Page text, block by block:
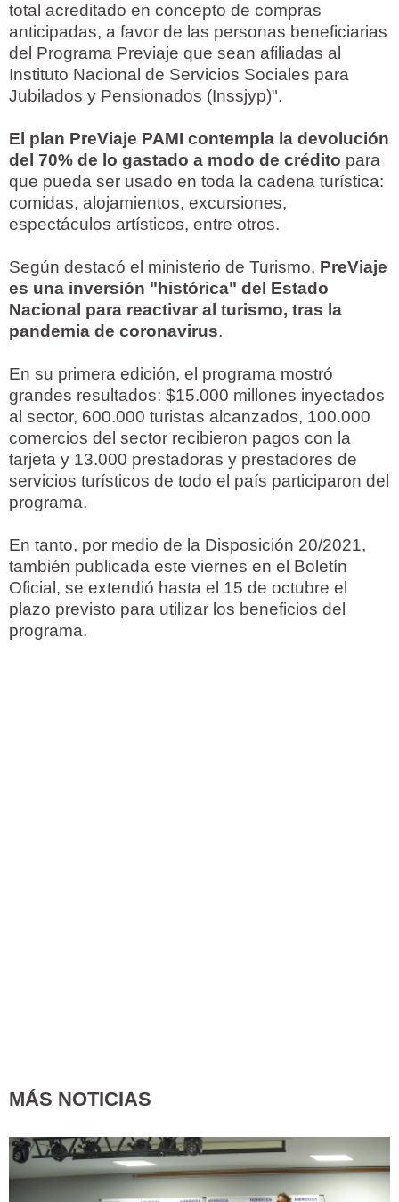
total acreditado en concepto de compras
anticipadas, a favor de las personas beneficiarias
del Programa Previaje que sean afiliadas al
Instituto Nacional de Servicios Sociales para
Jubilados y Pensionados (Inssjyp)".
El plan PreViaje PAMI contempla la devolución
del 70% de lo gastado a modo de crédito para
que pueda ser usado en toda la cadena turística:
comidas, alojamientos, excursiones,
espectáculos artísticos, entre otros.
Según destacó el ministerio de Turismo, PreViaje
es una inversión "histórica" del Estado
Nacional para reactivar al turismo, tras la
pandemia de coronavirus.
En su primera edición, el programa mostró
grandes resultados: $15.000 millones inyectados
al sector, 600.000 turistas alcanzados, 100.000
comercios del sector recibieron pagos con la
tarjeta y 13.000 prestadoras y prestadores de
servicios turísticos de todo el país participaron del
programa.
En tanto, por medio de la Disposición 20/2021,
también publicada este viernes en el Boletín
Oficial, se extendió hasta el 15 de octubre el
plazo previsto para utilizar los beneficios del
programa.
MÁS NOTICIAS